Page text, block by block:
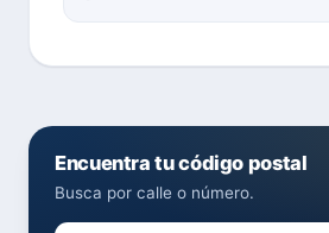
Encuentra tu código postal
Busca por calle o número.